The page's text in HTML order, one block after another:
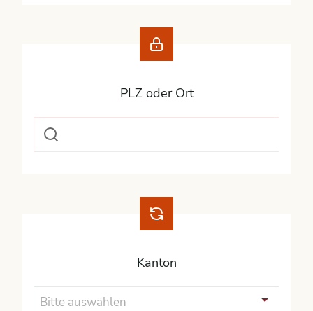
PLZ oder Ort
Kanton
Bitte auswählen